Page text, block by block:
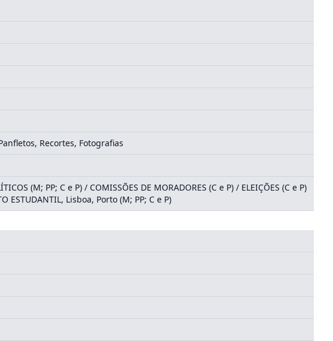
Recortes, Fotografias
(M; PP; C e P) / COMISSÕES DE MORADORES (C e P) / ELEIÇÕES (C e P)
ESTUDANTIL, Lisboa, Porto (M; PP; C e P)